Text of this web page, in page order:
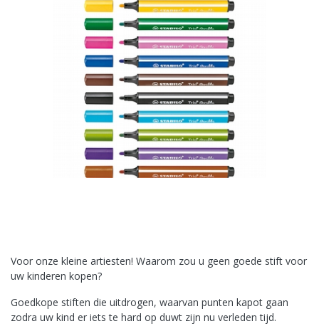
Voor onze kleine artiesten! Waarom zou u geen goede stift voor
uw kinderen kopen?
Goedkope stiften die uitdrogen, waarvan punten kapot gaan
zodra uw kind er iets te hard op duwt zijn nu verleden tijd.